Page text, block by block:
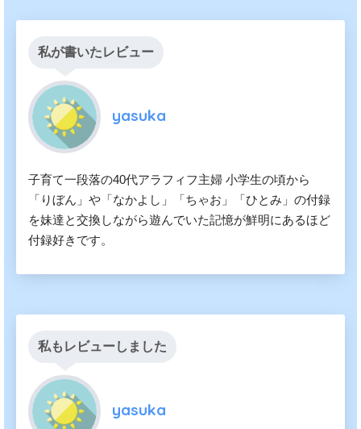
私が書いたレビュー
yasuka
子育て一段落の40代アラフィフ主婦 小学生の頃から
「りぼん」や「なかよし」「ちゃお」「ひとみ」の付録
を妹達と交換しながら遊んでいた記憶が鮮明にあるほど
付録好きです。
私もレビューしました
yasuka